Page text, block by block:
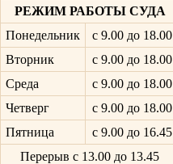
РЕЖИМ РАБОТЫ СУДА
Понедельник
с 9.00 до 18.00
Вторник
с 9.00 до 18.00
Среда
с 9.00 до 18.00
Четверг
с 9.00 до 18.00
Пятница
с 9.00 до 16.45
Перерыв с 13.00 до 13.45